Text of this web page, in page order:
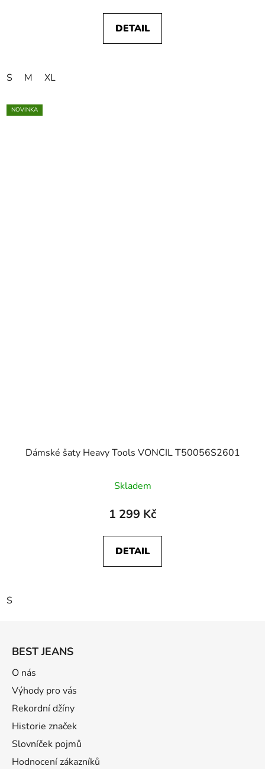
DETAIL
S M XL
NOVINKA
Dámské šaty Heavy Tools VONCIL T50056S2601
Skladem
1 299 Kč
DETAIL
S
BEST JEANS
O nás
Výhody pro vás
Rekordní džíny
Historie značek
Slovníček pojmů
Hodnocení zákazníků